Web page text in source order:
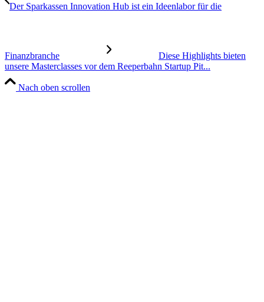
Der Sparkassen Innovation Hub ist ein Ideenlabor für die
Finanzbranche
Diese Highlights bieten
unsere Masterclasses vor dem Reeperbahn Startup Pit...
Nach oben scrollen